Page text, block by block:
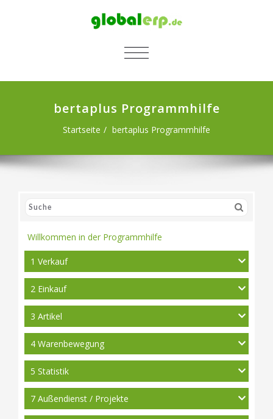
SCHALTE NAVIGATION
bertaplus Programmhilfe
Startseite bertaplus Programmhilfe
Willkommen in der Programmhilfe
1 Verkauf
2 Einkauf
3 Artikel
4 Warenbewegung
5 Statistik
7 Außendienst / Projekte